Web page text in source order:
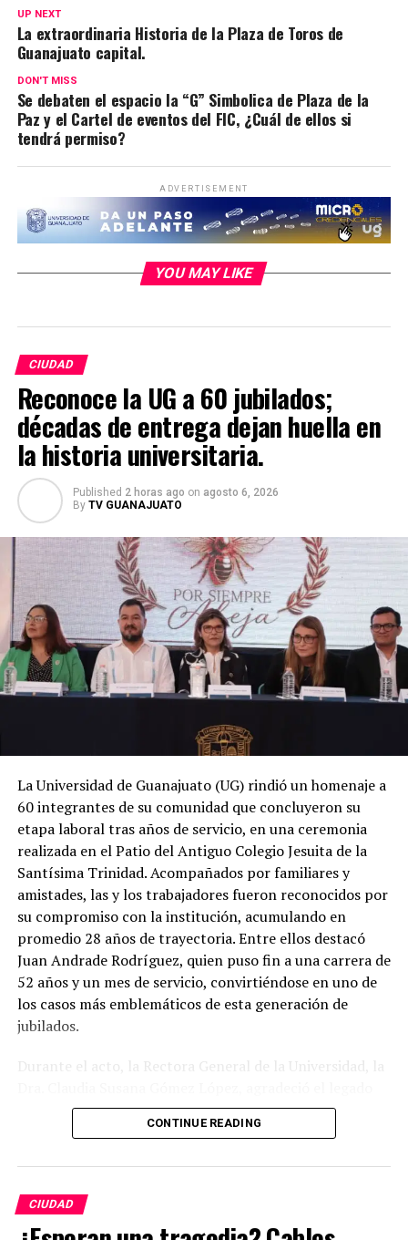
UP NEXT
La extraordinaria Historia de la Plaza de Toros de
Guanajuato capital.
DON'T MISS
Se debaten el espacio la “G” Simbolica de Plaza de la
Paz y el Cartel de eventos del FIC, ¿Cuál de ellos si
tendrá permiso?
ADVERTISEMENT
YOU MAY LIKE
CIUDAD
Reconoce la UG a 60 jubilados;
décadas de entrega dejan huella en
la historia universitaria.
Published 2 horas ago on agosto 6, 2026
By TV GUANAJUATO
La Universidad de Guanajuato (UG) rindió un homenaje a
60 integrantes de su comunidad que concluyeron su
etapa laboral tras años de servicio, en una ceremonia
realizada en el Patio del Antiguo Colegio Jesuita de la
Santísima Trinidad. Acompañados por familiares y
amistades, las y los trabajadores fueron reconocidos por
su compromiso con la institución, acumulando en
promedio 28 años de trayectoria. Entre ellos destacó
Juan Andrade Rodríguez, quien puso fin a una carrera de
52 años y un mes de servicio, convirtiéndose en uno de
los casos más emblemáticos de esta generación de
jubilados.
Durante el acto, la Rectora General de la Universidad, la
de quienes dedicaron gran parte de su vida a fortalecer
la máxima casa de estudios del estado. En su mensaje,
tiempo que reconoció la labor desempeñada en aulas,
laboratorios, bibliotecas, oficinas, espacios culturales,
CONTINUE READING
CIUDAD